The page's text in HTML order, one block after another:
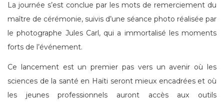
La journée s’est conclue par les mots de remerciement du
maître de cérémonie, suivis d’une séance photo réalisée par
le photographe Jules Carl, qui a immortalisé les moments
forts de l’événement.
Ce lancement est un premier pas vers un avenir où les
sciences de la santé en Haïti seront mieux encadrées et où
les jeunes professionnels auront accès aux outils